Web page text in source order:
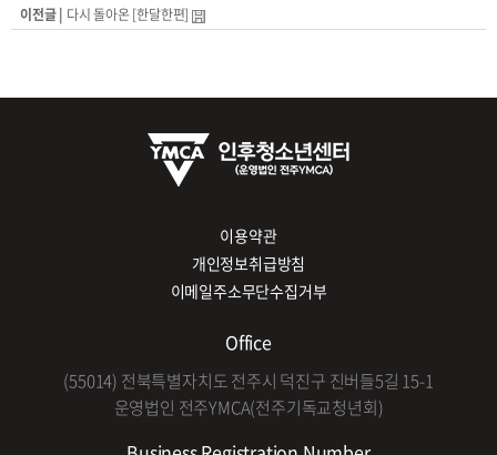
이전글 | 다시 돌아온 [한달한편]
이용약관
개인정보취급방침
이메일주소무단수집거부
Office
(55014) 전북특별자치도 전주시 덕진구 진버들5길 15-1
운영법인 전주YMCA(전주기독교청년회)